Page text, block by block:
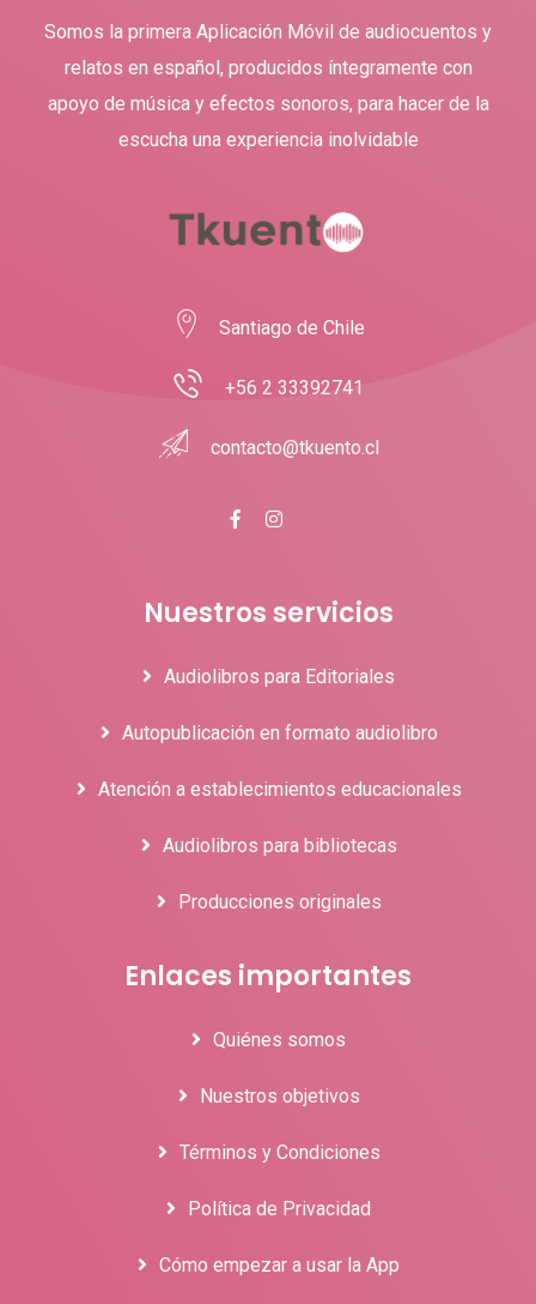
Somos la primera Aplicación Móvil de audiocuentos y
relatos en español, producidos íntegramente con
apoyo de música y efectos sonoros, para hacer de la
escucha una experiencia inolvidable
Santiago de Chile
+56 2 33392741
contacto@tkuento.cl
Nuestros servicios
Audiolibros para Editoriales
Autopublicación en formato audiolibro
Atención a establecimientos educacionales
Audiolibros para bibliotecas
Producciones originales
Enlaces importantes
Quiénes somos
Nuestros objetivos
Términos y Condiciones
Política de Privacidad
Cómo empezar a usar la App